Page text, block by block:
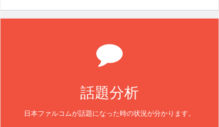
話題分析
日本ファルコムが話題になった時の状況が分かります。